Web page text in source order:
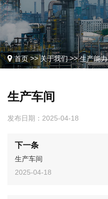
首页>>关于我们>>生产能力
生产车间
发布日期：2025-04-18
下一条
生产车间
2025-04-18